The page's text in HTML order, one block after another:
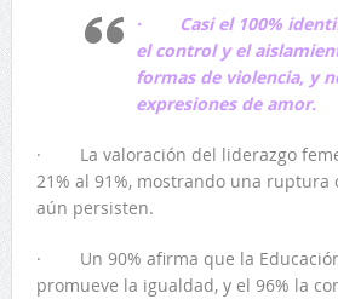
· Casi el 100%
el control y el
formas de violencia, y
expresiones de amor.
· La valoración del liderazgo
21% al 91%, mostrando una ruptura
aún persisten.
· Un 90% afirma que la
promueve la igualdad, y el 96% la